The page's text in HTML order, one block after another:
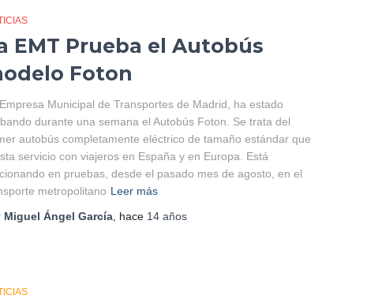
EMT Prueba el Autobús
Foton
Municipal de Transportes de Madrid, ha estado
durante una semana el Autobús Foton. Se trata del
autobús completamente eléctrico de tamaño estándar que
servicio con viajeros en España y en Europa. Está
en pruebas, desde el pasado mes de agosto, en el
metropolitano Leer más
Miguel Ángel García , hace 14 años